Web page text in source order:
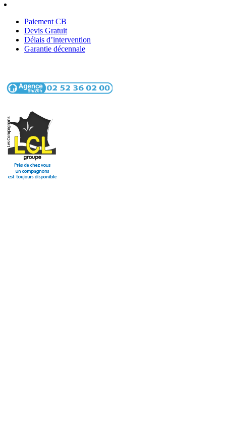
Paiement CB
Devis Gratuit
Délais d’intervention
Garantie décennale